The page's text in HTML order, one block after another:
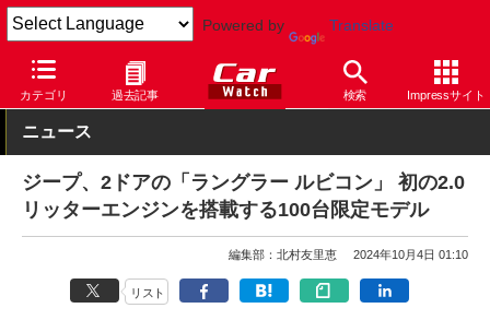
Powered by Translate
カテゴリ 過去記事 検索 Impressサイト
Car Watch 自動車 ジープ ラングラー
ニュース
ジープ、2ドアの「ラングラー ルビコン」 初の2.0
リッターエンジンを搭載する100台限定モデル
編集部：北村友里恵 2024年10月4日 01:10
リスト